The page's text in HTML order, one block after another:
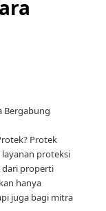
Bergabung
Protek
proteksi
dari properti
hanya
juga bagi mitra